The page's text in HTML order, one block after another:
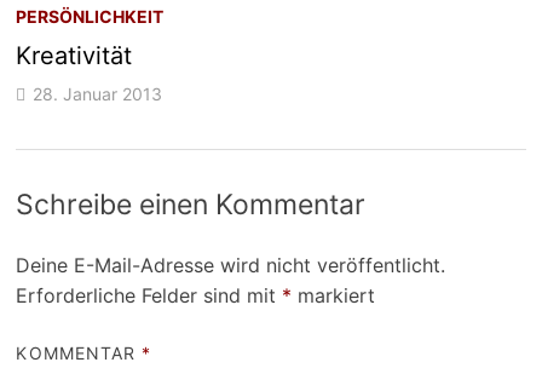
PERSÖNLICHKEIT
Kreativität
28. Januar 2013
Schreibe einen Kommentar
Deine E-Mail-Adresse wird nicht veröffentlicht.
Erforderliche Felder sind mit * markiert
KOMMENTAR *